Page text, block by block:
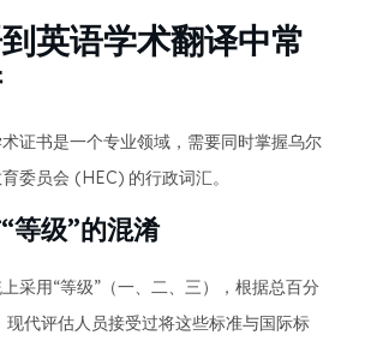
英语学术翻译中常
证书是一个专业领域，需要同时掌握乌尔
委员会 (HEC) 的行政词汇。
等级”的混淆
采用“等级”（一、二、三），根据总百分
现代评估人员接受过将这些标准与国际标